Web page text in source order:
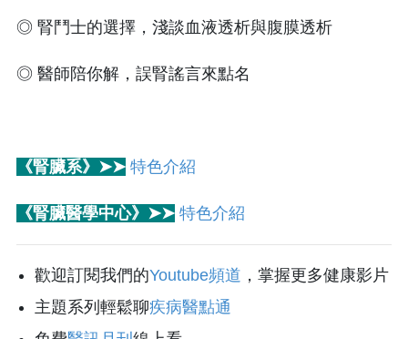
◎ 腎鬥士的選擇，淺談血液透析與腹膜透析
◎ 醫師陪你解，誤腎謠言來點名
《腎臟系》➤➤ 特色介紹
《腎臟醫學中心》➤➤ 特色介紹
歡迎訂閱我們的Youtube頻道 ，掌握更多健康影片
主題系列輕鬆聊疾病醫點通